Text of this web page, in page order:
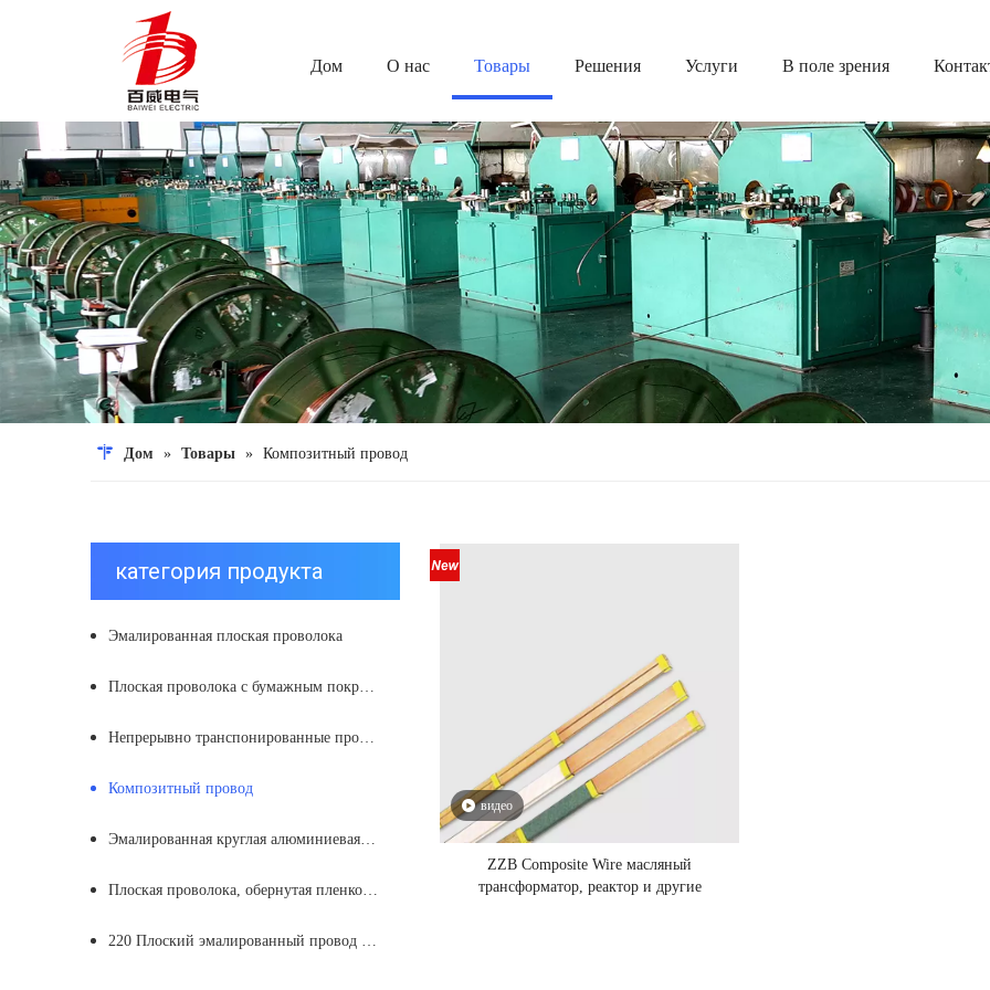
Дом О нас Товары Решения Услуги В поле зрения
Дом » Товары » Композитный провод
категория продукта
Эмалированная плоская проволока
Плоская проволока с бумажным покрытием
Непрерывно транспонированные проводники
Композитный провод
Эмалированная круглая алюминиевая проволока
Плоская проволока, обернутая пленкой из нетканого материала
220 Плоский эмалированный провод с вертикальной намоткой из полиамид-имида
видео
ZZB Composite Wire масляный
трансформатор, реактор и другие